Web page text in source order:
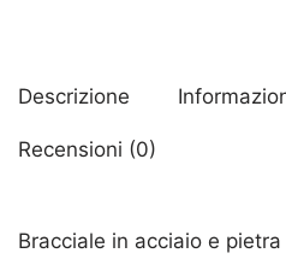
Descrizione
Recensioni (0)
Bracciale in acciaio e